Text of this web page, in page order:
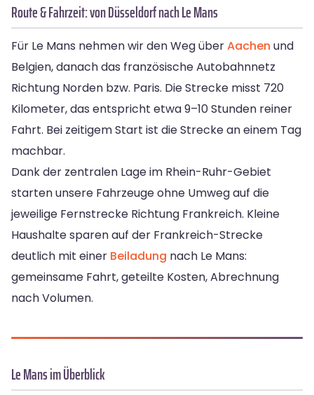
Route & Fahrzeit: von Düsseldorf nach Le Mans
Für Le Mans nehmen wir den Weg überAachen und
Belgien, danach das französische Autobahnnetz
Richtung Norden bzw. Paris. Die Strecke misst 720
Kilometer, das entspricht etwa 9–10 Stunden reiner
Fahrt. Bei zeitigem Start ist die Strecke an einem Tag
machbar.
Dank der zentralen Lage im Rhein-Ruhr-Gebiet
starten unsere Fahrzeuge ohne Umweg auf die
jeweilige Fernstrecke Richtung Frankreich. Kleine
Haushalte sparen auf der Frankreich-Strecke
deutlich mit einer Beiladung nach Le Mans:
gemeinsame Fahrt, geteilte Kosten, Abrechnung
nach Volumen.
Le Mans im Überblick